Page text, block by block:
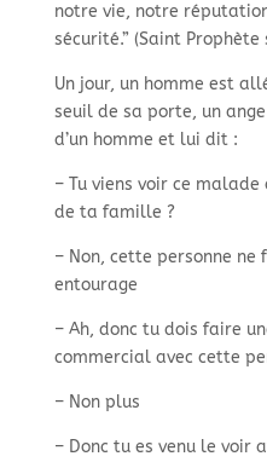
notre vie, notre
sécurité.” (Saint Prophète
Un jour, un homme est
seuil de sa porte, un
d’un homme et lui dit :
–Tu viens voir ce malade
de ta famille ?
–Non, cette personne ne
entourage
–Ah, donc tu dois faire
commercial avec cette
–Non plus
–Donc tu es venu le voir